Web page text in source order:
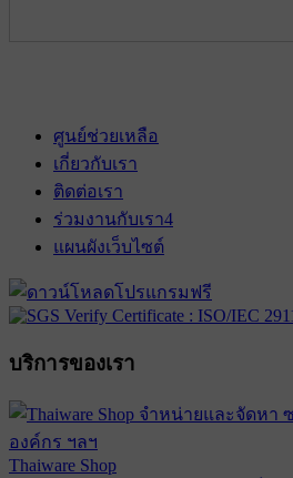
ศูนย์ช่วยเหลือ
เกี่ยวกับเรา
ติดต่อเรา
ร่วมงานกับเรา4
แผนผังเว็บไซต์
บริการของเรา
Thaiware Shop